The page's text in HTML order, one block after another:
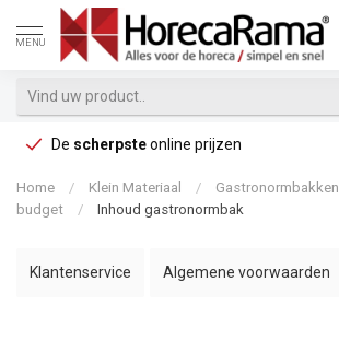
MENU
De scherpsteonline prijzen
Home / Klein Materiaal / Gastronormbakken
budget
/ Inhoud gastronormbak
Klantenservice Algemene voorwaarden